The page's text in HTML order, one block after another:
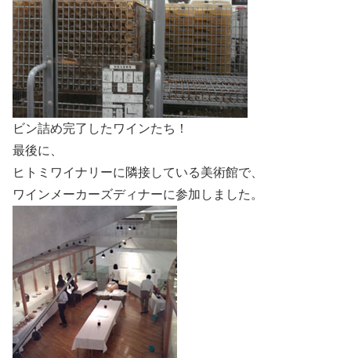
ビン詰め完了したワインたち！
最後に、
ヒトミワイナリーに隣接している美術館で、
ワインメーカーズディナーに参加しました。